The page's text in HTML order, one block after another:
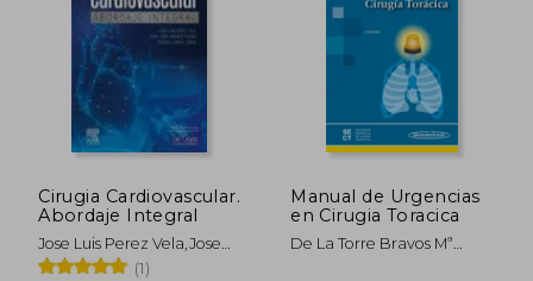
Cirugia Cardiovascular.
Abordaje Integral
Jose Luis Perez Vela,Jose
Luis Jimenez Rivera
(1)
Manual de Urgencias
en Cirugia Toracica
De La Torre Bravos Mª